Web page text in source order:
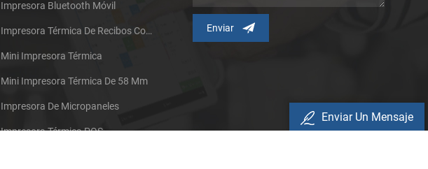
Impresora Bluetooth Móvil
Impresora Térmica De Recibos Con Micropanel.
Mini Impresora Térmica
Mini Impresora Térmica De 58 Mm
Impresora De Micropaneles
Impresora Térmica POS
Enviar Un Mensaje